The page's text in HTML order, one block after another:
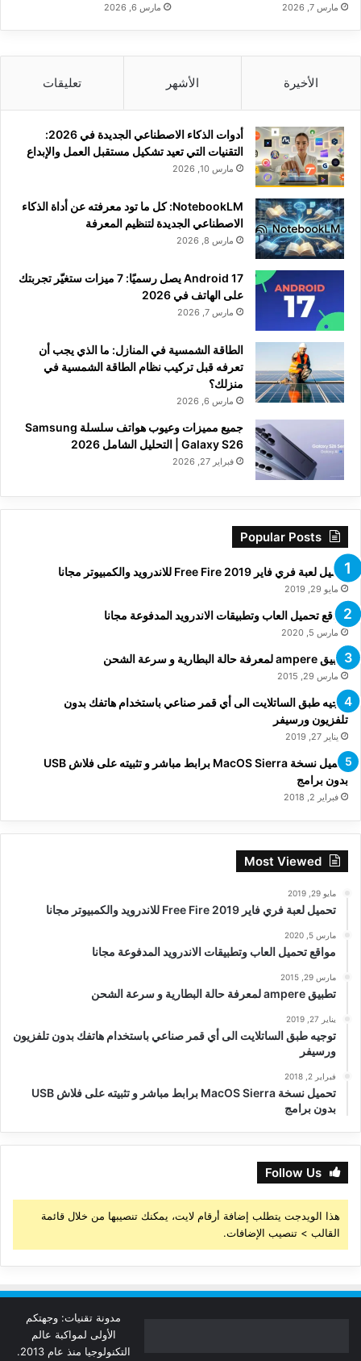
مارس 7, 2026 مارس 6, 2026
الأخيرة الأشهر تعليقات
أدوات الذكاء الاصطناعي الجديدة في 2026:
التقنيات التي تعيد تشكيل مستقبل العمل والإبداع
مارس 10, 2026
NotebookLM: كل ما تود معرفته عن أداة الذكاء
الاصطناعي الجديدة لتنظيم المعرفة
مارس 8, 2026
Android 17 يصل رسميًا: 7 ميزات ستغيّر تجربتك
على الهاتف في 2026
مارس 7, 2026
الطاقة الشمسية في المنازل: ما الذي يجب أن
تعرفه قبل تركيب نظام الطاقة الشمسية في
منزلك؟
مارس 6, 2026
جميع مميزات وعيوب هواتف سلسلة Samsung
Galaxy S26 | التحليل الشامل 2026
فبراير 27, 2026
Popular Posts
تحميل لعبة فري فاير Free Fire 2019 للاندرويد والكمبيوتر مجانا
مايو 29, 2019
مواقع تحميل العاب وتطبيقات الاندرويد المدفوعة مجانا
مارس 5, 2020
تطبيق ampere لمعرفة حالة البطارية و سرعة الشحن
مارس 29, 2015
توجيه طبق الساتلايت الى أي قمر صناعي باستخدام هاتفك بدون
تلفزيون ورسيفر
يناير 27, 2019
تحميل نسخة MacOS Sierra برابط مباشر و تثبيته على فلاش USB
بدون برامج
فبراير 2, 2018
Most Viewed
مايو 29, 2019
تحميل لعبة فري فاير Free Fire 2019 للاندرويد والكمبيوتر مجانا
مارس 5, 2020
مواقع تحميل العاب وتطبيقات الاندرويد المدفوعة مجانا
مارس 29, 2015
تطبيق ampere لمعرفة حالة البطارية و سرعة الشحن
يناير 27, 2019
توجيه طبق الساتلايت الى أي قمر صناعي باستخدام هاتفك بدون تلفزيون
ورسيفر
فبراير 2, 2018
تحميل نسخة MacOS Sierra برابط مباشر و تثبيته على فلاش USB
بدون برامج
Follow Us
هذا الويدجت يتطلب إضافة أرقام لايت، يمكنك تنصيبها من خلال قائمة
القالب > تنصيب الإضافات.
مدونة تقنيات: وجهتكم
الأولى لمواكبة عالم
التكنولوجيا منذ عام 2013.